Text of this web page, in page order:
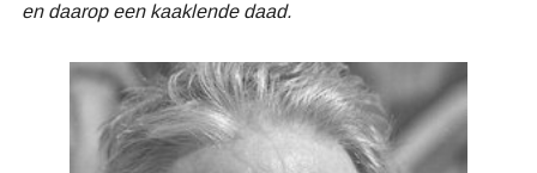
en daarop een kaaklende daad.